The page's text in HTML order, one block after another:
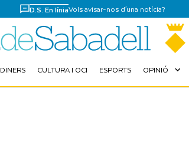
D.S. En líniaVols avisar-nos d'una notícia?
DINERS CULTURA I OCI ESPORTS OPINIÓ expand_more